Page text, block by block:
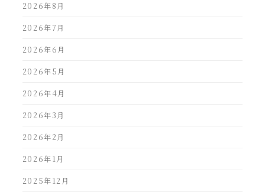
2026年8月
2026年7月
2026年6月
2026年5月
2026年4月
2026年3月
2026年2月
2026年1月
2025年12月